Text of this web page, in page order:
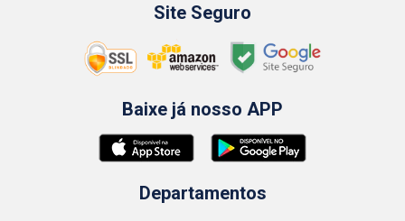
Site Seguro
Baixe já nosso APP
Departamentos